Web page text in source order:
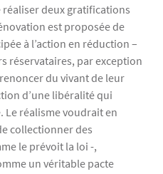
deux gratifications
est proposée de
à l’action en réduction –
réservataires, par exception
du vivant de leur
d’une libéralité qui
Le réalisme voudrait en
collectionner des
le prévoit la loi -,
un véritable pacte